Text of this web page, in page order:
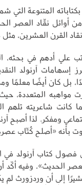
بكتاباته المتنوعة التي
أوائل نقّاد العصر
القرن العشرين،
علي أدهم في بحثه،
أبرز إسهامات آرنولد
بل كان أيضًا معلمًا
مواهبه المتعددة،
كانت شاعريته تلهم
ومفكر. لذا أصبح
بأنه «أصلح كُتّاب
الحديث»، وفيه أكّد
مشيرًا إلى أن وردزورث